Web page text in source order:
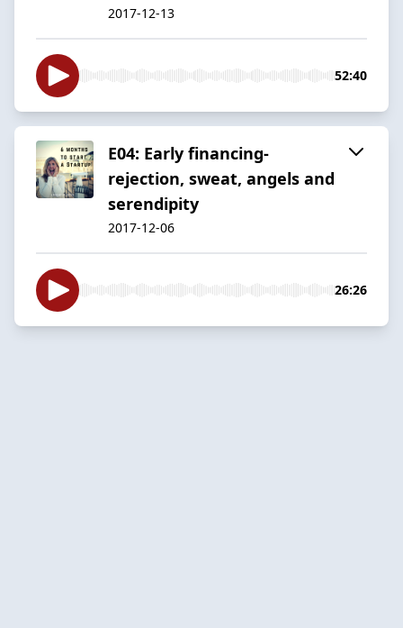
2017-12-13
52:40
E04: Early financing-
rejection, sweat, angels and
serendipity
2017-12-06
26:26